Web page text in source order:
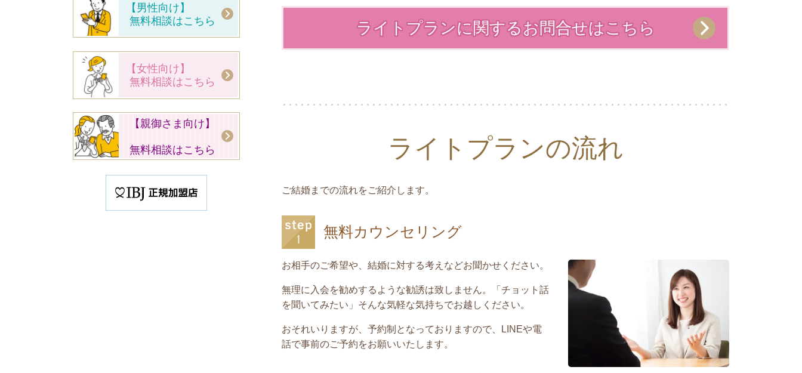
ライトプランに関するお問合せはこちら
ライトプランの流れ
ご結婚までの流れをご紹介します。
無料カウンセリング
お相手のご希望や、結婚に対する考えなどお聞かせください。
無理に入会を勧めするような勧誘は致しません。「チョット話
を聞いてみたい」そんな気軽な気持ちでお越しください。
おそれいりますが、予約制となっておりますので、LINEや電
話で事前のご予約をお願いいたします。
【男性向け】
無料相談はこちら
【女性向け】
無料相談はこちら
【親御さま向け】
無料相談はこちら